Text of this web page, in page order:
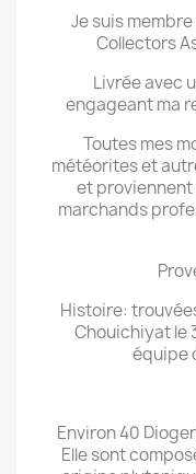
Je suis
Collectors
Livrée avec
engageant ma
Toutes mes
météorites et
et proviennent
marchands
Histoire:
Chouichiyat le
équipe
Environ 40
Elle sont